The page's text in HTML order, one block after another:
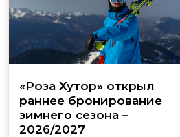
«Роза Хутор» открыл
раннее бронирование
зимнего сезона –
2026/2027